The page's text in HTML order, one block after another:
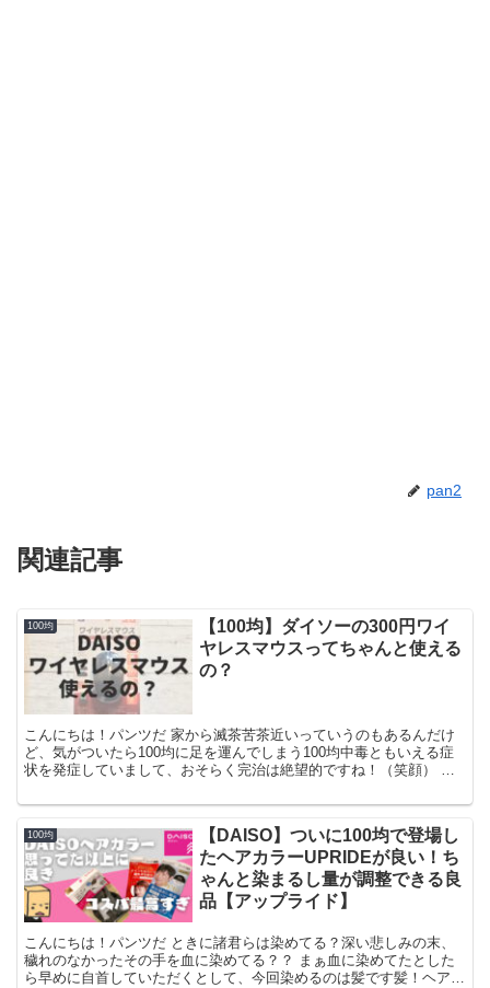
pan2
関連記事
100均
【100均】ダイソーの300円ワイ
ヤレスマウスってちゃんと使える
の？
こんにちは！パンツだ 家から滅茶苦茶近いっていうのもあるんだけ
ど、気がついたら100均に足を運んでしまう100均中毒ともいえる症
状を発症していまして、おそらく完治は絶望的ですね！（笑顔） で
100均
【DAISO】ついに100均で登場し
たヘアカラーUPRIDEが良い！ち
ゃんと染まるし量が調整できる良
品【アップライド】
こんにちは！パンツだ ときに諸君らは染めてる？深い悲しみの末、
穢れのなかったその手を血に染めてる？？ まぁ血に染めてたとした
ら早めに自首していただくとして、今回染めるのは髪です髪！ヘア